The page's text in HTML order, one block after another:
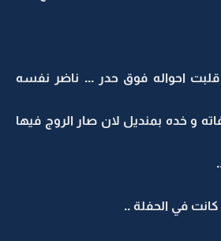
احواله فوق حدر ... ناضر نفسه
و خده بمنديل لان صار الروج فيها
في الحفلة ..